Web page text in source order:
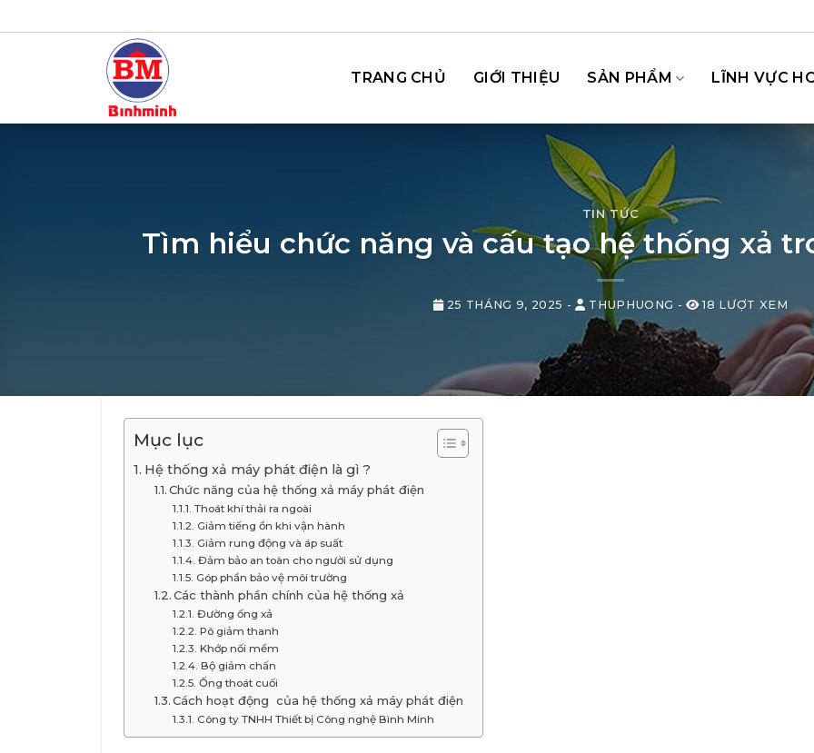
qua
TRANG CHỦ GIỚI THIỆU SẢN PHẨM LĨNH VỰC
TIN TỨC
Tìm hiểu chức năng và cấu tạo hệ thống xả
25 THÁNG 9, 2025 - THUPHUONG - 18 LƯỢT XEM
Mục lục
Hệ thống xả máy phát điện là gì ?
Chức năng của hệ thống xả máy phát điện
Thoát khí thải ra ngoài
Giảm tiếng ồn khi vận hành
Giảm rung động và áp suất
Đảm bảo an toàn cho người sử dụng
Góp phần bảo vệ môi trường
Các thành phần chính của hệ thống xả
Đường ống xả
Pô giảm thanh
Khớp nối mềm
Bộ giảm chấn
Ống thoát cuối
Cách hoạt động của hệ thống xả máy phát điện
Công ty TNHH Thiết bị Công nghệ Bình Minh